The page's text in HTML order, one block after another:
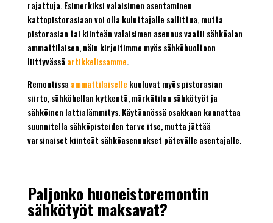
rajattuja. Esimerkiksi valaisimen asentaminen
kattopistorasiaan voi olla kuluttajalle sallittua, mutta
pistorasian tai kiinteän valaisimen asennus vaatii sähköalan
ammattilaisen, näin kirjoitimme myös sähköhuoltoon
liittyvässä artikkelissamme.
Remontissa ammattilaiselle kuuluvat myös pistorasian
siirto, sähköhellan kytkentä, märkätilan sähkötyöt ja
sähköinen lattialämmitys. Käytännössä osakkaan kannattaa
suunnitella sähköpisteiden tarve itse, mutta jättää
varsinaiset kiinteät sähköasennukset pätevälle asentajalle.
Paljonko huoneistoremontin
sähkötyöt maksavat?